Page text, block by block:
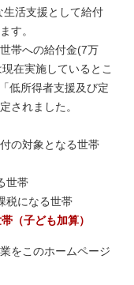
生活支援として給付
す。
帯への給付金(7万
在実施しているとこ
低所得者支援及び定
されました。
の対象となる世帯
世帯
税になる世帯
（子ども加算）
をこのホームページ